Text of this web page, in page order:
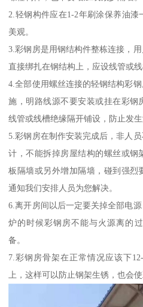
2.轻钢构件应在1-2年刷涂保养油
美观。
3.彩钢房是用钢结构件整栋连接，
直接绑扎在钢结构上，应设线管或
4.全部使用螺丝连接的轻钢结构彩
施，明路线源不要安装或挂在彩钢
线管或线槽绝缘隔开铺设，防止发生
5.彩钢房在制作安装完成后，非人
计，不能拆掉房屋结构的螺丝或钢
板隔墙或另外增加隔墙，碰到强烈
通知我们安排人员为您解决。
6.离开房间以后一定要关掉全部电
炉的时候彩钢房不能与火源离的
备。
7.彩钢房骨架在正常情况应该下
上，这样可以防止钢架生锈，也会